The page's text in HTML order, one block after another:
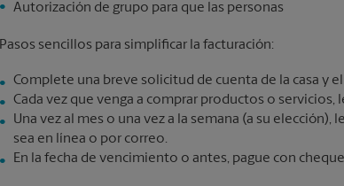
Autorización de grupo para que las personas
Pasos sencillos para simplificar la facturación:
Complete una breve solicitud de cuenta de la casa y
Cada vez que venga a comprar productos o
Una vez al mes o una vez a la semana (a su
sea en línea o por correo.
En la fecha de vencimiento o antes, pague con